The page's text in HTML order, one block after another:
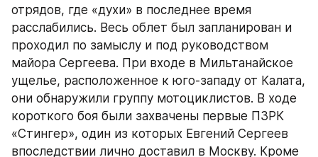
отрядов, где «духи» в последнее время
расслабились. Весь облет был запланирован и
проходил по замыслу и под руководством
майора Сергеева. При входе в Мильтанайское
ущелье, расположенное к юго-западу от Калата,
они обнаружили группу мотоциклистов. В ходе
короткого боя были захвачены первые ПЗРК
«Стингер», один из которых Евгений Сергеев
впоследствии лично доставил в Москву. Кроме